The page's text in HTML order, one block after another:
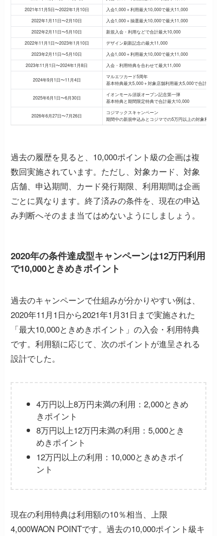
2021年11月5日〜2022年1月10日
入会1,000＋利用最大10,000で最大11,000
2022年1月11日〜2月10日
入会1,000＋抽選最大10,000で最大11,000
2022年2月11日〜5月10日
新規入会・利用などで合計最大10,000
2022年11月1日〜2023年1月10日
デザイン刷新記念の最大11,000
2023年2月11日〜5月10日
入会1,000＋利用最大10,000で最大11,000
2023年11月1日〜2024年1月8日
入会・利用特典を合わせて最大11,000
2024年9月1日〜11月4日
マルエツカード5周年
基本特典最大5,000＋対象店舗利用最大5,000で合計最大
2025年6月1日〜6月30日
イオンモール須坂オープン記念第一弾
基本特典と期間限定特典で合計最大10,000
2026年6月27日〜7月26日
コジマックスキャンペーン
期間中の新規申込みとコジマでの5万円以上の対象利用
過去の履歴を見ると、10,000ポイント級の企画は複
数回実施されています。ただし、対象カード、対象
店舗、申込期間、カード発行期限、利用期間は企画
ごとに異なります。終了済みの条件を、現在の申込
み判断へそのまま当てはめないようにしましょう。
2020年の条件達成型キャンペーンは12万円利用
で10,000ときめきポイント
過去のキャンペーンで仕組みが分かりやすい例は、
2020年11月1日から2021年1月31日まで実施された
「最大10,000ときめきポイント」の入会・利用特典
です。利用額に応じて、次のポイントが進呈される
設計でした。
4万円以上8万円未満の利用：2,000ときめ
きポイント
8万円以上12万円未満の利用：5,000とき
めきポイント
12万円以上の利用：10,000ときめきポイ
ント
現在の利用特典は利用額の10％相当、上限
4,000WAON POINTです。過去の10,000ポイント級キ